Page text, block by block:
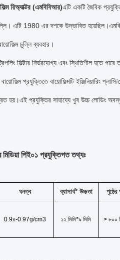
রিঅ্যাক্টর (এমবিবিআর)এটি একটি জৈবিক
এটি 1980 এর দশকে উদ্ভাবিত
চুল্লি ব্যবহার।
ফিল্টার নির্ভরযোগ্য এবং স্থিতিশীল হতে
প্রযুক্তিতে বায়োফিল্মটি ইঞ্জিনিয়ারিং
হয়।এই প্রযুক্তির সাহায্যে খুব উচ্চ লোডিং
পিই০১ প্রযুক্তিগত তথ্যঃ
ঘনত্ব ব্যাসার্ধ* উচ্চতা
0.9৪-0.97g/cm3 ১২ মিমি*৯ মিমি > ৮০০